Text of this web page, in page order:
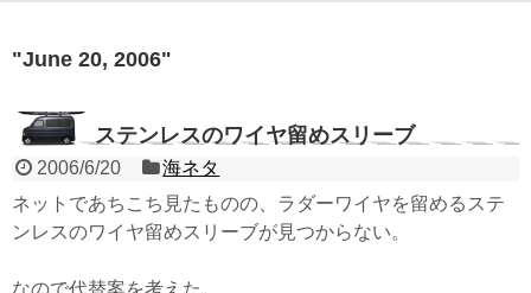
"June 20, 2006"
ステンレスのワイヤ留めスリーブ
2006/6/20
海ネタ
ネットであちこち見たものの、ラダーワイヤを留めるステ
ンレスのワイヤ留めスリーブが見つからない。
なので代替案を考えた。